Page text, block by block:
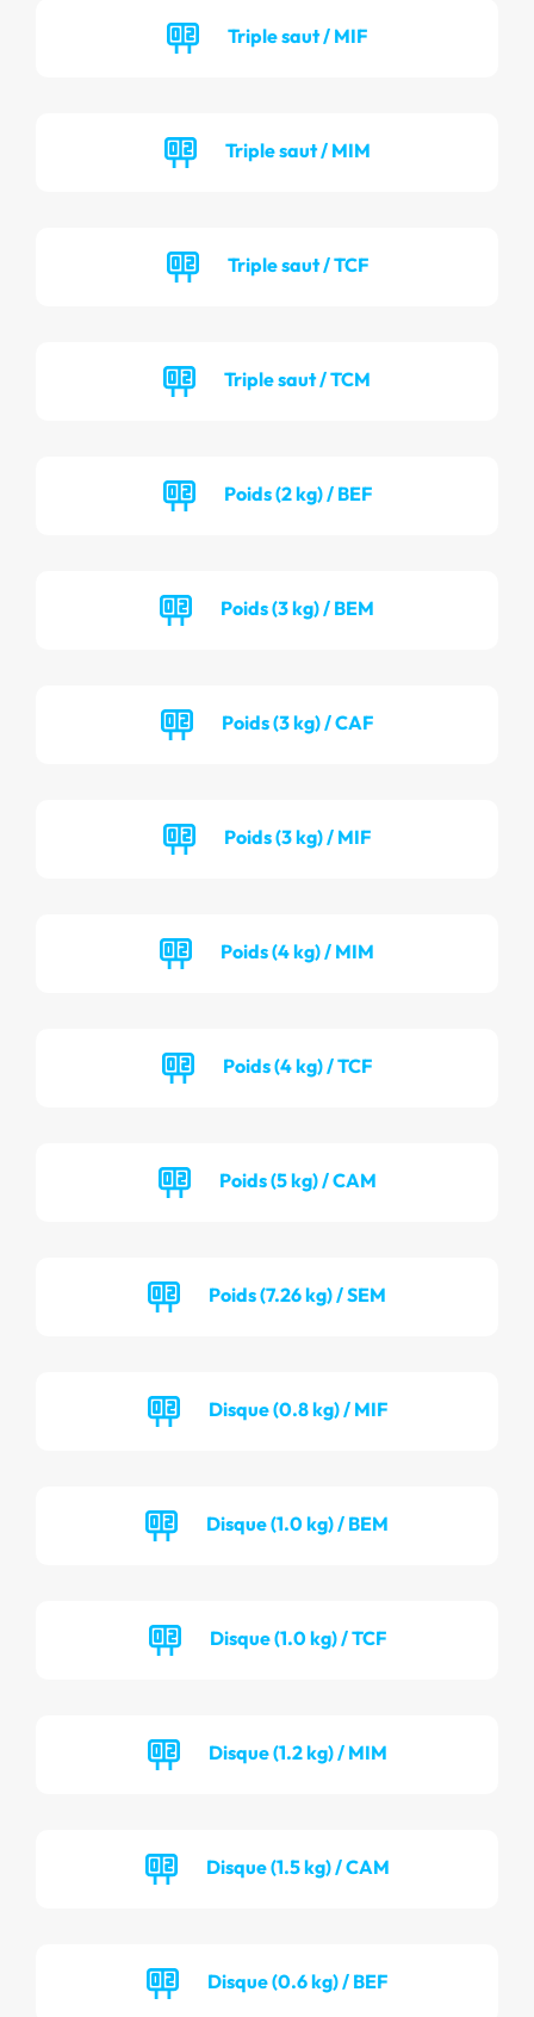
Triple saut / MIF
Triple saut / MIM
Triple saut / TCF
Triple saut / TCM
Poids (2 kg) / BEF
Poids (3 kg) / BEM
Poids (3 kg) / CAF
Poids (3 kg) / MIF
Poids (4 kg) / MIM
Poids (4 kg) / TCF
Poids (5 kg) / CAM
Poids (7.26 kg) / SEM
Disque (0.8 kg) / MIF
Disque (1.0 kg) / BEM
Disque (1.0 kg) / TCF
Disque (1.2 kg) / MIM
Disque (1.5 kg) / CAM
Disque (0.6 kg) / BEF